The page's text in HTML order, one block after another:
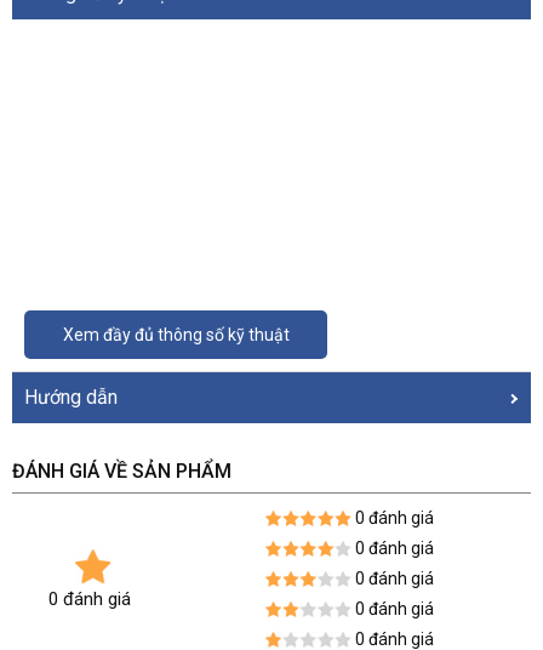
Xem đầy đủ thông số kỹ thuật
Hướng dẫn
ĐÁNH GIÁ VỀ SẢN PHẨM
0 đánh giá
0 đánh giá
0 đánh giá
0 đánh giá
0 đánh giá
0 đánh giá